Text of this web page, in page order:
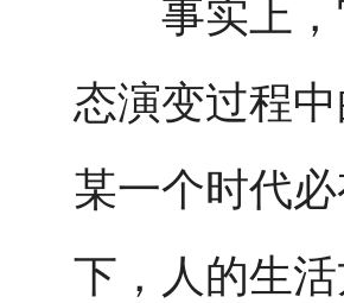
事实上，
态演变过程
某一个时代
下，人的生